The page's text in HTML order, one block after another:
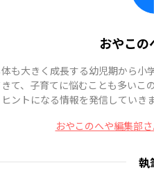
おやこの
も大きく成長する幼児期から小
て、子育てに悩むことも多いこ
ントになる情報を発信していきま
おやこのへや編集部
執